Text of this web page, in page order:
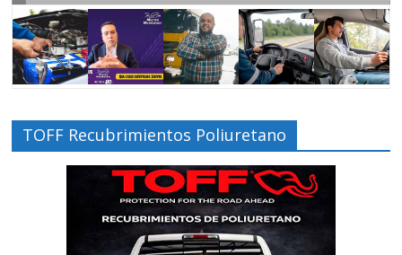
TOFF Recubrimientos Poliuretano